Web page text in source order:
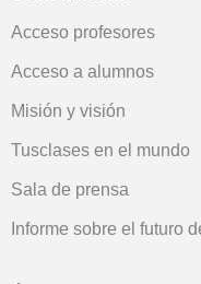
Acceso profesores
Acceso a alumnos
Misión y visión
Tusclases en el mundo
Sala de prensa
Informe sobre el futuro